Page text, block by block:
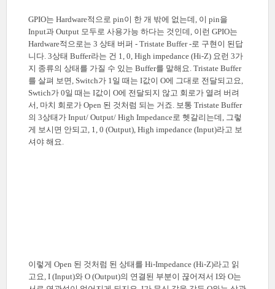
GPIO는 Hardware적으로 pin이 한 개 밖에 없는데, 이 pin을
Input과 Output 모두로 사용가능 하다는 것인데, 이런 GPIO는
Hardware적으로는 3 상태 버퍼 - Tristate Buffer -로 구현이 된답
니다. 3상태 Buffer라는 건 1, 0, High impedance (Hi-Z) 요런 3가
지 종류의 상태를 가질 수 있는 Buffer를 말해요. Tristate Buffer
를 살펴 보면, Switch가 1일 때는 I값이 O에 그대로 전달되고요,
Swtich가 0일 때는 I값이 O에 전달되지 않고 회로가 열려 버려
서, 마치 회로가 Open 된 것처럼 되는 거죠. 보통 Tristate Buffer
의 3상태가 Input/ Output/ High Impedance로 헷갈리는데, 그렇
게 보시면 안되고, 1, 0 (Output), High impedance (Input)라고 보
셔야 해요.
이렇게 Open 된 것처럼 된 상태를 Hi-Impedance (Hi-Z)라고 읽
고요, I (Input)와 O (Output)의 연결된 부분이 끊어져서 I와 O는